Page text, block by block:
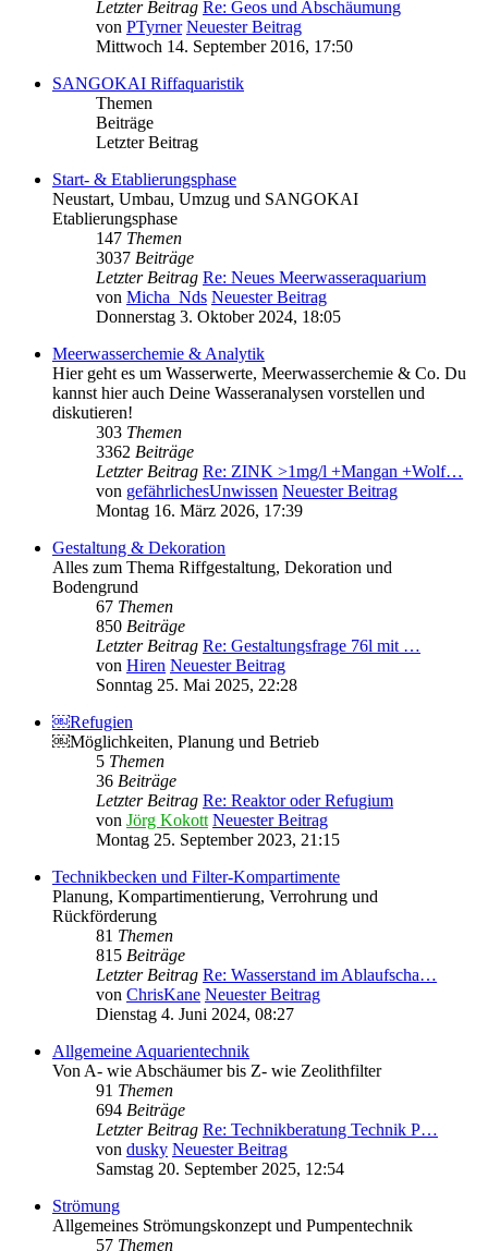
Letzter Beitrag Re: Geos und Abschäumung
von PTyrner Neuester Beitrag
Mittwoch 14. September 2016, 17:50
SANGOKAI Riffaquaristik
Themen
Beiträge
Letzter Beitrag
Start- & Etablierungsphase
Neustart, Umbau, Umzug und SANGOKAI
Etablierungsphase
147 Themen
3037 Beiträge
Letzter Beitrag Re: Neues Meerwasseraquarium
von Micha_Nds Neuester Beitrag
Donnerstag 3. Oktober 2024, 18:05
Meerwasserchemie & Analytik
Hier geht es um Wasserwerte, Meerwasserchemie & Co. Du
kannst hier auch Deine Wasseranalysen vorstellen und
diskutieren!
303 Themen
3362 Beiträge
Letzter Beitrag Re: ZINK >1mg/l +Mangan +Wolf…
von gefährlichesUnwissen Neuester Beitrag
Montag 16. März 2026, 17:39
Gestaltung & Dekoration
Alles zum Thema Riffgestaltung, Dekoration und
Bodengrund
67 Themen
850 Beiträge
Letzter Beitrag Re: Gestaltungsfrage 76l mit …
von Hiren Neuester Beitrag
Sonntag 25. Mai 2025, 22:28
￼Refugien
￼Möglichkeiten, Planung und Betrieb
5 Themen
36 Beiträge
Letzter Beitrag Re: Reaktor oder Refugium
von Jörg Kokott Neuester Beitrag
Montag 25. September 2023, 21:15
Technikbecken und Filter-Kompartimente
Planung, Kompartimentierung, Verrohrung und
Rückförderung
81 Themen
815 Beiträge
Letzter Beitrag Re: Wasserstand im Ablaufscha…
von ChrisKane Neuester Beitrag
Dienstag 4. Juni 2024, 08:27
Allgemeine Aquarientechnik
Von A- wie Abschäumer bis Z- wie Zeolithfilter
91 Themen
694 Beiträge
Letzter Beitrag Re: Technikberatung Technik P…
von dusky Neuester Beitrag
Samstag 20. September 2025, 12:54
Strömung
Allgemeines Strömungskonzept und Pumpentechnik
57 Themen